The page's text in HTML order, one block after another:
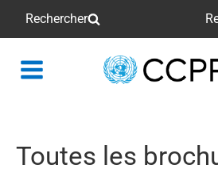
Rechercher
Toutes les